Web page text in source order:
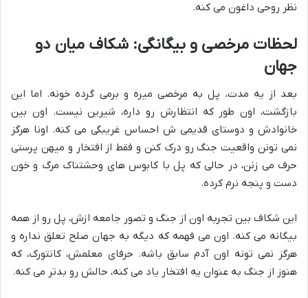
نظر روحی داغون می کنه.
لحظات مرخصی و بیگانگی: شکاف میان دو
جهان
بعد از یه مدت، پل به مرخصی میره و برمی گرده خونه. اما این
بازگشت، اون طور که انتظارش رو داره، شیرین نیست. اون بین
خانوادش و دوستای قدیمی ش احساس غریبگی می کنه. اونا هرگز
نمی تونن واقعیت جنگ رو درک کنن و فقط از افتخار و میهن پرستی
حرف می زنن، در حالی که پل با کابوس های وحشتناک مرگ و خون
دست و پنجه نرم کرده.
این شکاف بین تجربه اون از جنگ و تصور جامعه ازش، پل رو از همه
بیگانه می کنه. اون می فهمه که دیگه به جهان صلح تعلق نداره و
هرگز نمی تونه اون آدم سابق باشه. حرفای معلمش، کانتورک، که
هنوز از جنگ به عنوان یه افتخار یاد می کنه، حالش رو بدتر می کنه.